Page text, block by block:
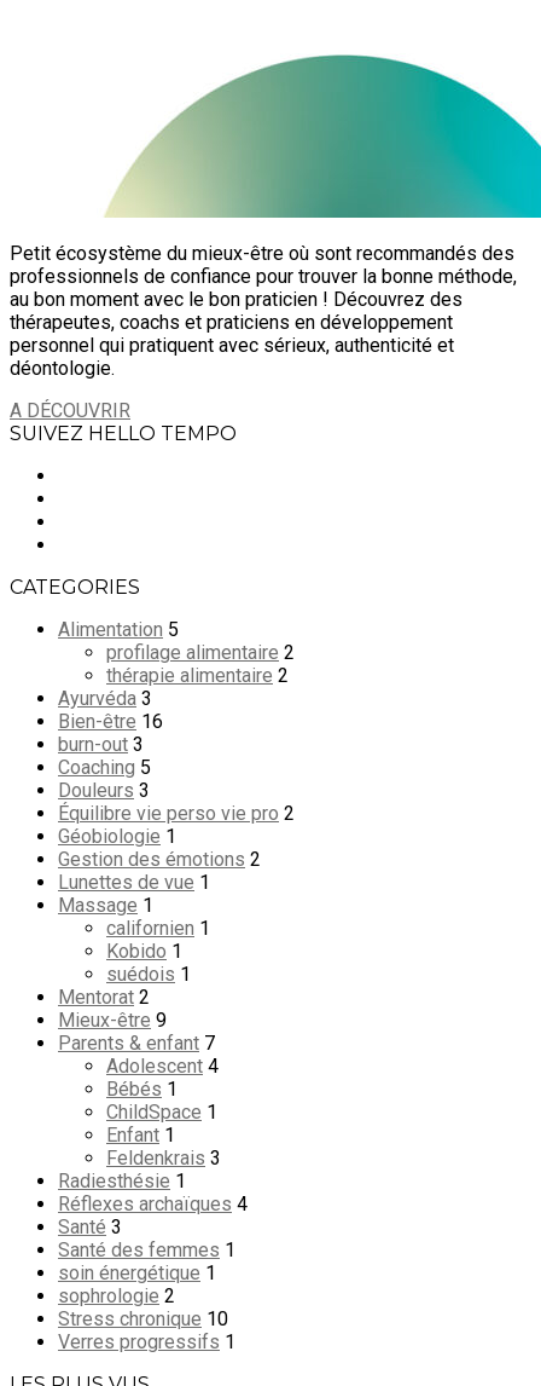
Petit écosystème du mieux-être où sont recommandés des
professionnels de confiance pour trouver la bonne méthode,
au bon moment avec le bon praticien ! Découvrez des
thérapeutes, coachs et praticiens en développement
personnel qui pratiquent avec sérieux, authenticité et
déontologie.
A DÉCOUVRIR
SUIVEZ HELLO TEMPO
CATEGORIES
Alimentation 5
profilage alimentaire 2
thérapie alimentaire 2
Ayurvéda 3
Bien-être 16
burn-out 3
Coaching 5
Douleurs 3
Équilibre vie perso vie pro 2
Géobiologie 1
Gestion des émotions 2
Lunettes de vue 1
Massage 1
californien 1
Kobido 1
suédois 1
Mentorat 2
Mieux-être 9
Parents & enfant 7
Adolescent 4
Bébés 1
ChildSpace 1
Enfant 1
Feldenkrais 3
Radiesthésie 1
Réflexes archaïques 4
Santé 3
Santé des femmes 1
soin énergétique 1
sophrologie 2
Stress chronique 10
Verres progressifs 1